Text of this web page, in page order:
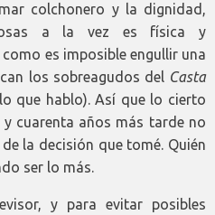
colchonero y la dignidad,
a la vez es física y
es imposible engullir una
los sobreagudos del Casta
que hablo). Así que lo cierto
cuarenta años más tarde no
la decisión que tomé. Quién
ser lo más.
y para evitar posibles